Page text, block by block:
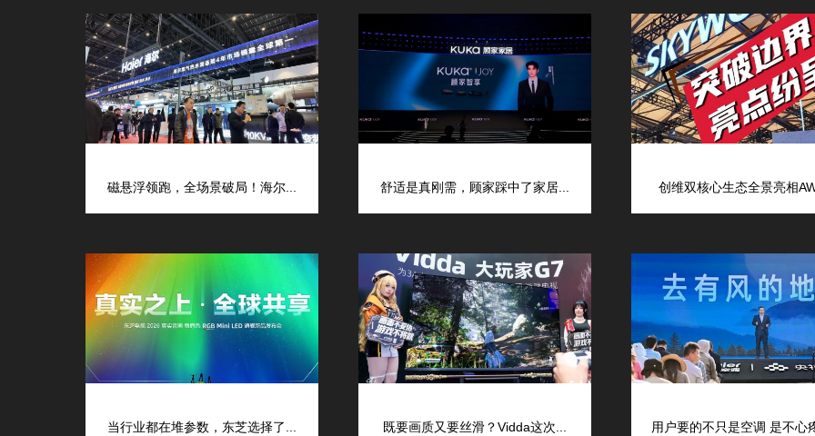
磁悬浮领跑，全场景破局！海尔... 舒适是真刚需，顾家踩中了家居... 创维双核心生态全景亮相
当行业都在堆参数，东芝选择了... 既要画质又要丝滑？Vidda这次... 用户要的不只是空调 是不心